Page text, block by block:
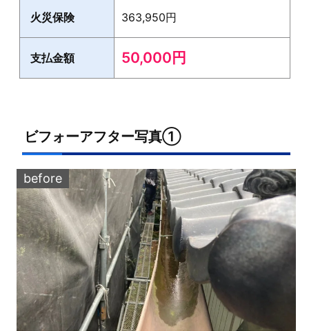
火災保険 363,950円
支払金額 50,000円
ビフォーアフター写真①
before